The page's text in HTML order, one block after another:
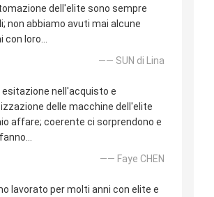
dell'elite sono sempre
non abbiamo avuti mai alcune
con loro…
—— SUN di Lina
esitazione nell'acquisto e
delle macchine dell'elite
affare; coerente ci sorprendono e
—— Faye CHEN
lavorato per molti anni con elite e